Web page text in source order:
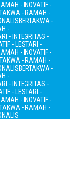
- INOVATIF -
- RAMAH -
BERTAKWA -
-
- INTEGRITAS -
- LESTARI -
- INOVATIF -
- RAMAH -
BERTAKWA -
-
- INTEGRITAS -
- LESTARI -
- INOVATIF -
- RAMAH -